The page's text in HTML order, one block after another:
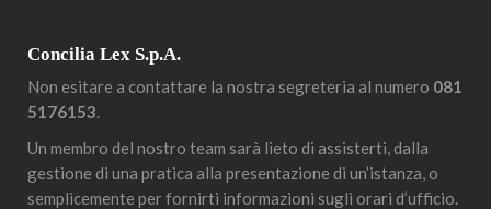
Concilia Lex S.p.A.
Non esitare a contattare la nostra segreteria al numero 081
5176153
Un membro del nostro team sarà lieto di assisterti, dalla
gestione di una pratica alla presentazione di un’istanza, o
semplicemente per fornirti informazioni sugli orari d’ufficio.